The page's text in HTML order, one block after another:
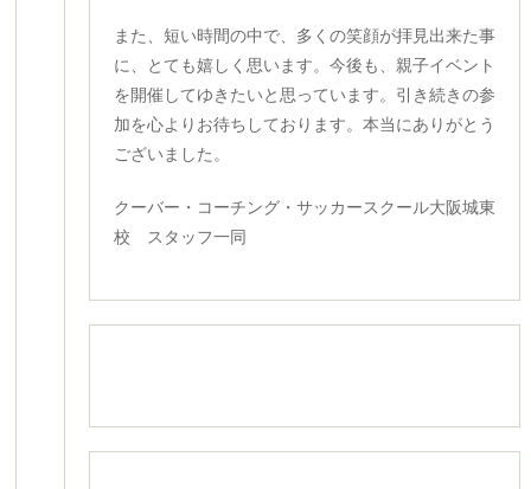
また、短い時間の中で、多くの笑顔が拝見出来た事
に、とても嬉しく思います。今後も、親子イベント
を開催してゆきたいと思っています。引き続きの参
加を心よりお待ちしております。本当にありがとう
ございました。
クーバー・コーチング・サッカースクール大阪城東
校 スタッフ一同